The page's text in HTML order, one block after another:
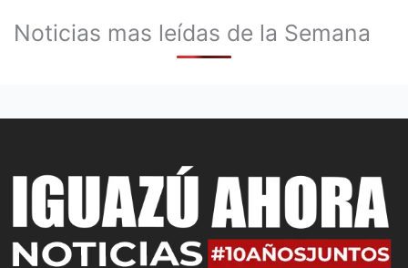
Noticias mas leídas de la Semana